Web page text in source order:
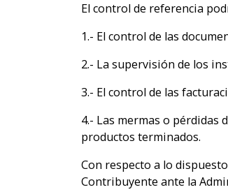
El control de referencia
1.- El control de las
2.- La supervisión de los
3.- El control de las
4.- Las mermas o
productos terminados.
Con respecto a lo
Contribuyente ante la